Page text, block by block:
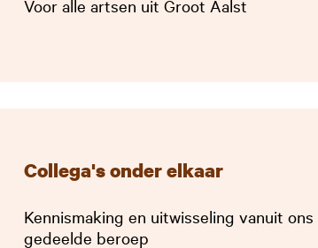
Voor alle artsen uit Groot Aalst
Collega's onder elkaar
Kennismaking en uitwisseling vanuit ons
gedeelde beroep